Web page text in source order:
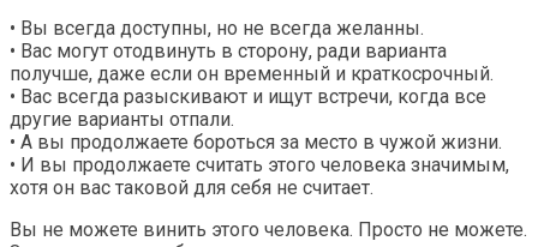
• Вы всегда доступны, но не всегда желанны.
• Вас могут отодвинуть в сторону, ради варианта
получше, даже если он временный и краткосрочный.
• Вас всегда разыскивают и ищут встречи, когда все
другие варианты отпали.
• А вы продолжаете бороться за место в чужой жизни.
• И вы продолжаете считать этого человека значимым,
хотя он вас таковой для себя не считает.
Вы не можете винить этого человека. Просто не можете.